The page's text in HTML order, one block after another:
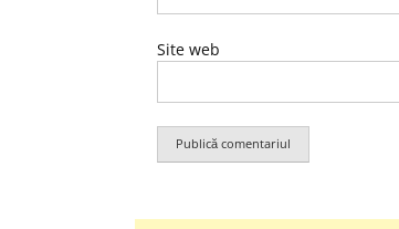
Site web